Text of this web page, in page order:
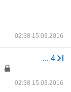
02:38 15.03.2016
... 4
02:38 15.03.2016